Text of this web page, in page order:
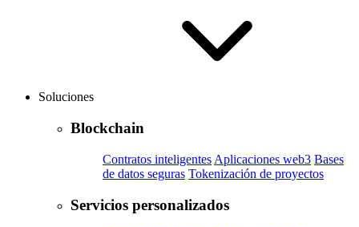
Soluciones
Blockchain
Contratos inteligentes Aplicaciones web3 Bases
de datos seguras Tokenización de proyectos
Servicios personalizados